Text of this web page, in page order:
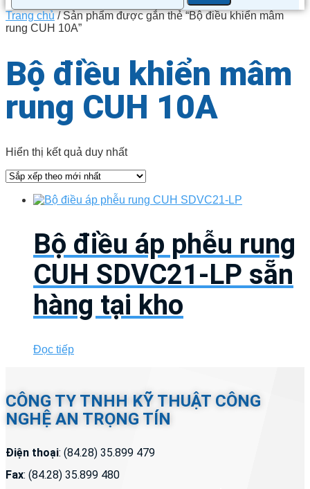
Trang chủ/ Sản phẩm được gắn thẻ “Bộ điều khiển mâm
rung CUH 10A”
Bộ điều khiển mâm
rung CUH 10A
Hiển thị kết quả duy nhất
Bộ điều áp phễu rung
CUH SDVC21-LP sẵn
hàng tại kho
Đọc tiếp
CÔNG TY TNHH KỸ THUẬT CÔNG
NGHỆ AN TRỌNG TÍN
Điện thoại: (84.28) 35.899 479
Fax: (84.28) 35.899 480